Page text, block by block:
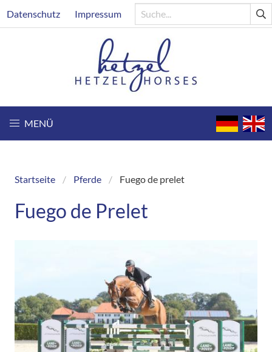
zum
Header
Datenschutz Impressum
MENÜ
Breadcrumb
Startseite Pferde Fuego de prelet
Fuego de Prelet